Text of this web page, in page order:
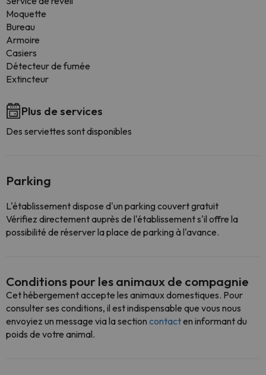
Moquette
Bureau
Armoire
Casiers
Détecteur de fumée
Extincteur
Plus de services
Des serviettes sont disponibles
Parking
L'établissement dispose d'un parking couvert gratuit
Vérifiez directement auprès de l'établissement s'il offre la
possibilité de réserver la place de parking à l'avance.
Conditions pour les animaux de compagnie
Cet hébergement accepte les animaux domestiques. Pour
consulter ses conditions, il est indispensable que vous nous
envoyiez un message via la section contacten informant du
poids de votre animal.